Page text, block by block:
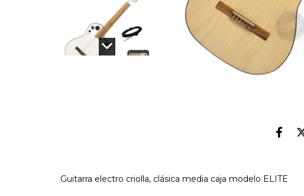
Guitarra electro criolla, clásica media caja modelo ELITE